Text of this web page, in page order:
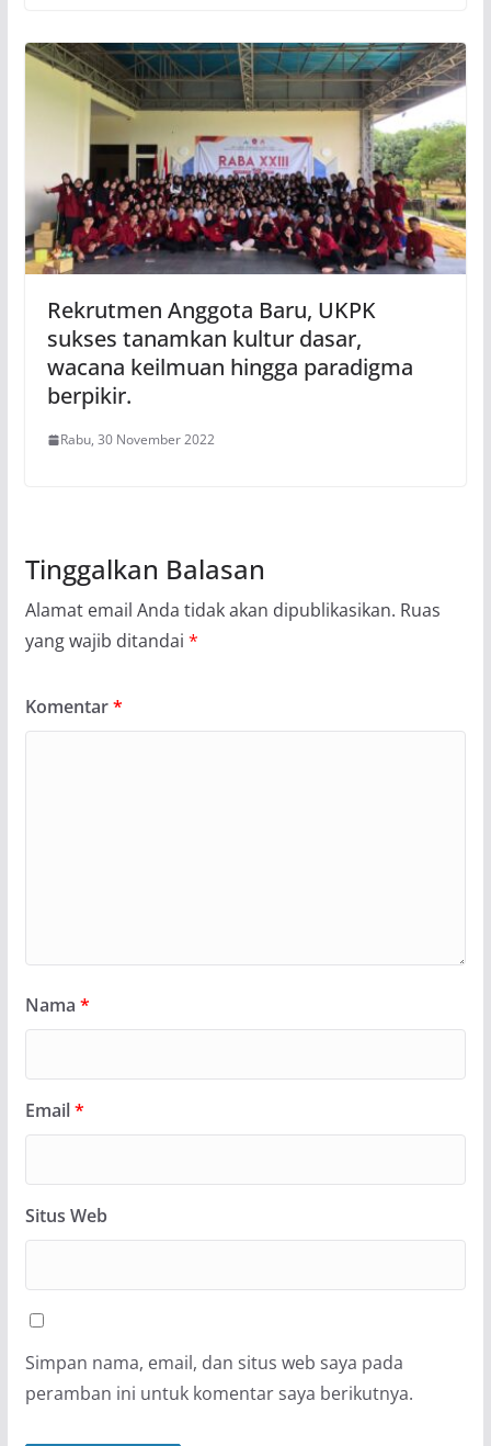
Rekrutmen Anggota Baru, UKPK
sukses tanamkan kultur dasar,
wacana keilmuan hingga paradigma
berpikir.
Rabu, 30 November 2022
Tinggalkan Balasan
Alamat email Anda tidak akan dipublikasikan. Ruas
yang wajib ditandai *
Komentar*
Nama *
Email*
Situs Web
Simpan nama, email, dan situs web saya pada
peramban ini untuk komentar saya berikutnya.